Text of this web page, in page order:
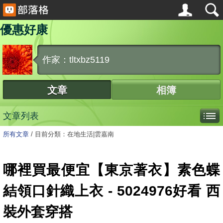
優惠好康
作家：tltxbz5119
文章 相簿
文章列表
所有文章 / 目前分類：在地生活|雲嘉南
哪裡買最便宜【東京著衣】素色蝶
結領口針織上衣 - 5024976好看 西
裝外套穿搭